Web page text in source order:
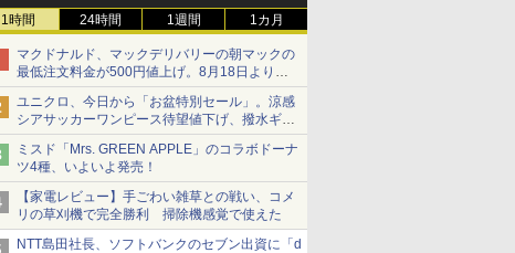
1時間 24時間 1週間 1カ月
マクドナルド、マックデリバリーの朝マックの
最低注文料金が500円値上げ。8月18日より
1,500円から受付
ユニクロ、今日から「お盆特別セール」。涼感
シアサッカーワンピース待望値下げ、撥水ギア
ショーツは1990円に
ミスド「Mrs. GREEN APPLE」のコラボドーナ
ツ4種、いよいよ発売！
【家電レビュー】手ごわい雑草との戦い、コメ
リの草刈機で完全勝利 掃除機感覚で使えた
NTT島田社長、ソフトバンクのセブン出資に「d